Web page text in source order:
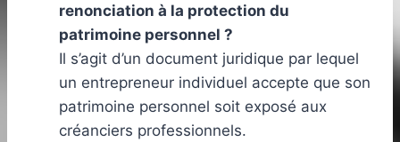
renonciation à la protection du
patrimoine personnel ?
Il s’agit d’un document juridique par lequel
un entrepreneur individuel accepte que son
patrimoine personnel soit exposé aux
créanciers professionnels.